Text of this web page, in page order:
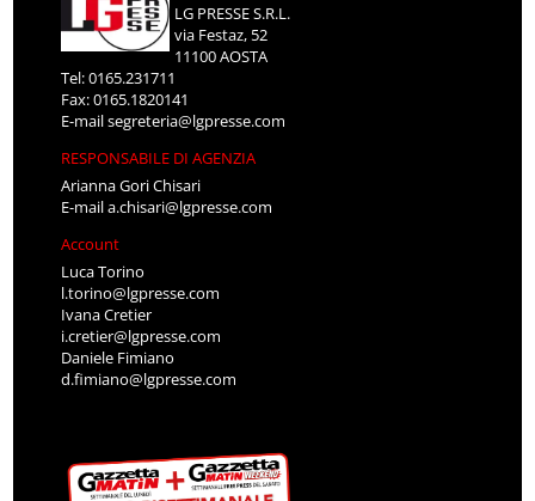
LG PRESSE S.R.L.
via Festaz, 52
11100 AOSTA
Tel: 0165.231711
Fax: 0165.1820141
E-mailsegreteria@lgpresse.com
RESPONSABILE DI AGENZIA
Arianna Gori Chisari
E-maila.chisari@lgpresse.com
Account
Luca Torino
l.torino@lgpresse.com
Ivana Cretier
i.cretier@lgpresse.com
Daniele Fimiano
d.fimiano@lgpresse.com